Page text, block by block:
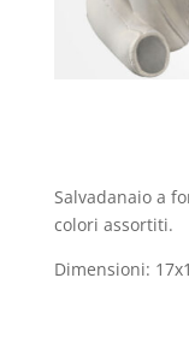
Salvadanaio a
colori assortiti.
Dimensioni: